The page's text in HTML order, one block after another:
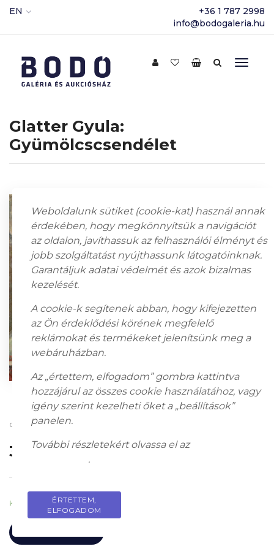
EN
+36 1 787 2998
info@bodogaleria.hu
Glatter Gyula:
Gyümölcscsendélet
olaj, vászon, 54 x 74 cm, Jelezve jobbra lent: Glatter Gy
330 000Ft
Készleten
Weboldalunk sütiket (cookie-kat) használ annak
érdekében, hogy megkönnyítsük a navigációt
az oldalon, javíthassuk az felhasználói élményt és
jobb szolgáltatást nyújthassunk látogatóinknak.
Garantáljuk adatai védelmét és azok bizalmas
kezelését.
A cookie-k segítenek abban, hogy kifejezetten
az Ön érdeklődési körének megfelelő
reklámokat és termékeket jelenítsünk meg a
webáruházban.
Az „értettem, elfogadom” gombra kattintva
hozzájárul az összes cookie használatához, vagy
igény szerint kezelheti őket a „beállítások”
panelen.
További részletekért olvassa el az
.
ÉRTETTEM,
ELFOGADOM